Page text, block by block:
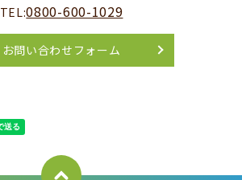
TEL:0800-600-1029
お問い合わせフォーム